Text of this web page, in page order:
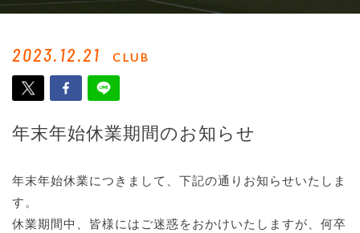
2023.12.21 CLUB
年末年始休業期間のお知らせ
年末年始休業につきまして、下記の通りお知らせいたしま
す。
休業期間中、皆様にはご迷惑をおかけいたしますが、何卒